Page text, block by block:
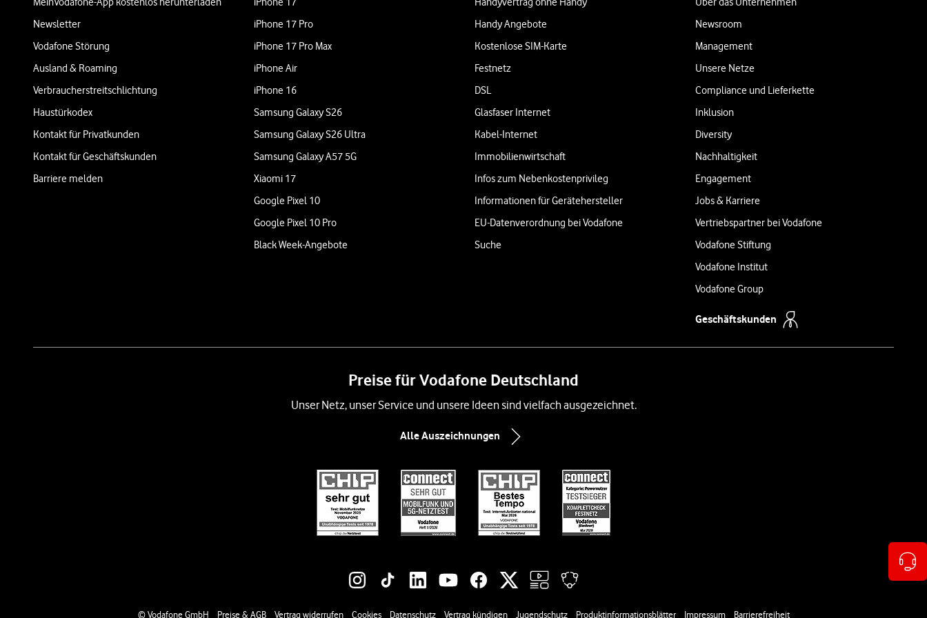
Newsletter
Vodafone Störung
Ausland & Roaming
Verbraucherstreitschlichtung
Haustürkodex
Kontakt für Privatkunden
Kontakt für Geschäftskunden
Barriere melden
iPhone 17 Pro
iPhone 17 Pro Max
iPhone Air
iPhone 16
Samsung Galaxy S26
Samsung Galaxy S26 Ultra
Samsung Galaxy A57 5G
Xiaomi 17
Google Pixel 10
Google Pixel 10 Pro
Black Week-Angebote
Handy Angebote
Kostenlose SIM-Karte
Festnetz
DSL
Glasfaser Internet
Kabel-Internet
Immobilienwirtschaft
Infos zum Nebenkostenprivileg
Informationen für Gerätehersteller
EU-Datenverordnung bei Vodafone
Suche
Newsroom
Management
Unsere Netze
Compliance und Lieferkette
Inklusion
Diversity
Nachhaltigkeit
Engagement
Jobs & Karriere
Vertriebspartner bei Vodafone
Vodafone Stiftung
Vodafone Institut
Vodafone Group
Geschäftskunden
Preise für Vodafone Deutschland
Unser Netz, unser Service und unsere Ideen sind vielfach ausgezeichnet.
Alle Auszeichnungen
© Vodafone GmbH Preise & AGB Vertrag widerrufen Cookies Datenschutz Vertrag kündigen Jugendschutz Produktinformationsblätter Impressum Barrierefreiheit